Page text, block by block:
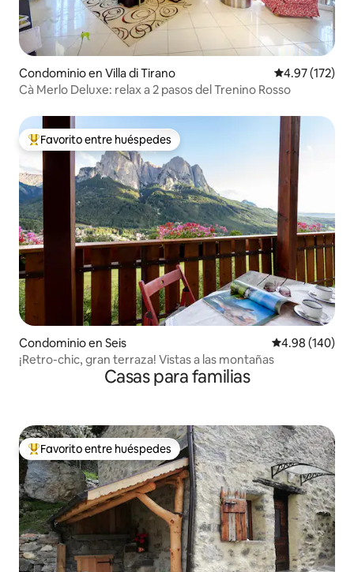
Condominio en Villa di Tirano Calificación
4.97 (172)
Cà Merlo Deluxe: relax a 2 pasos del Trenino Rosso
De los mejores en Favorito entre huéspedes
Favorito entre huéspedes
Condominio en Seis Calificación
4.98 (140)
¡Retro-chic, gran terraza! Vistas a las montañas
Casas para familias
De los mejores en Favorito entre huéspedes
Favorito entre huéspedes